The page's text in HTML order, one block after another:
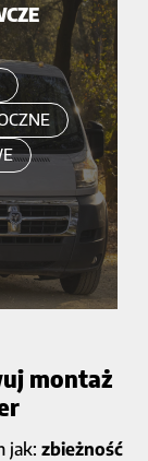
montaż
jak: zbieżność